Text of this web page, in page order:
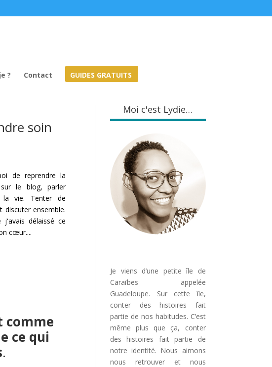
? Contact GUIDES GRATUITS
soin
de reprendre la
le blog, parler
la vie. Tenter de
discuter ensemble.
délaissé ce
cœur....
comme
ce qui
.
Moi c'est Lydie…
Je viens d’une petite île de
Caraïbes appelée
Guadeloupe. Sur cette île,
conter des histoires fait
partie de nos habitudes. C’est
même plus que ça, conter
des histoires fait partie de
notre identité. Nous aimons
nous retrouver et nous